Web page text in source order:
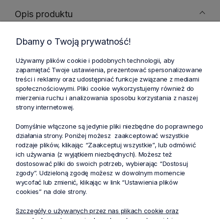
Opis produktu
wyposażone są w 6 kieszeni: 2 przednie kieszenie,
2 tylne kieszenie wpuszczane, 1 kieszeń cargo i 1
kieszeń cargo zapinana na zamek.
Tabela rozmiarów
Cechy produktu
Dbamy o Twoją prywatność!
Używamy plików cookie i podobnych technologii, aby
zapamiętać Twoje ustawienia, prezentować spersonalizowane
treści i reklamy oraz udostępniać funkcje związane z mediami
społecznościowymi. Pliki cookie wykorzystujemy również do
mierzenia ruchu i analizowania sposobu korzystania z naszej
strony internetowej.
Domyślnie włączone są jedynie pliki niezbędne do poprawnego
działania strony. Poniżej możesz zaakceptować wszystkie
rodzaje plików, klikając “Zaakceptuj wszystkie”, lub odmówić
ich używania (z wyjątkiem niezbędnych). Możesz też
dostosować pliki do swoich potrzeb, wybierając “Dostosuj
zgody”. Udzieloną zgodę możesz w dowolnym momencie
wycofać lub zmienić, klikając w link “Ustawienia plików
cookies” na dole strony.
Szczegóły o używanych przez nas plikach cookie oraz